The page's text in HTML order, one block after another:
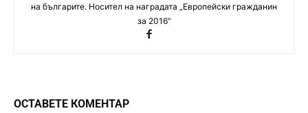
на българите. Носител на наградата „Европейски гражданин
за 2016“
ОСТАВЕТЕ КОМЕНТАР